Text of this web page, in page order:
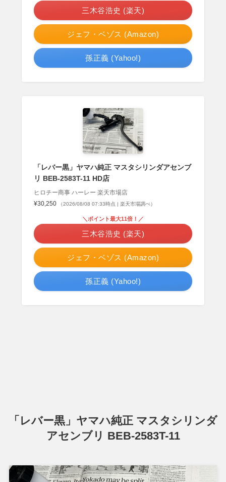
ジェフ・ベゾス (Amazon)
三木谷浩史 (楽天)
孫正義 (Yahoo!)
「レバー黒」ヤマハ純正 マスタシリンダアセンブ
リ BEB-2583T-11 HD店
ヒロチー商事 ハーレー 楽天市場店
¥30,250
（2026/08/08 07:33時点 | 楽天市場調べ）
ジェフ・ベゾス (Amazon)
＼ポイント最大11倍！／
三木谷浩史 (楽天)
孫正義 (Yahoo!)
「レバー黒」ヤマハ純正 マスタシリンダ
アセンブリ BEB-2583T-11